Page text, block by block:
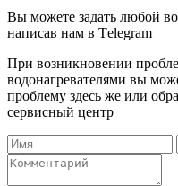
Вы можете задать любой
написав нам в Тelegram
При возникновении
водонагревателями вы
проблему здесь же или
сервисный центр